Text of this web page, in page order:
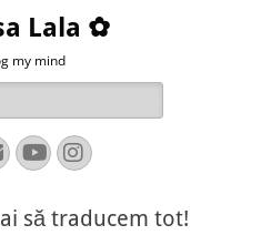
Lala ✿
my mind
YouTube
Instagram
să traducem tot!